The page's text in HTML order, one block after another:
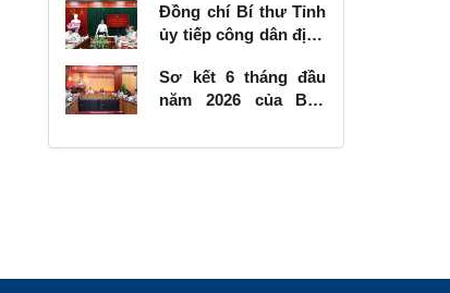
khai thực hiện Nghị
quyết số 10-NQ/TW
phát triển kinh tế có
vốn đầu tư nước
Đồng chí Bí thư Tỉnh
ủy tiếp công dân định
Sơ kết 6 tháng đầu
năm 2026 của Ban
các công trình, dự án